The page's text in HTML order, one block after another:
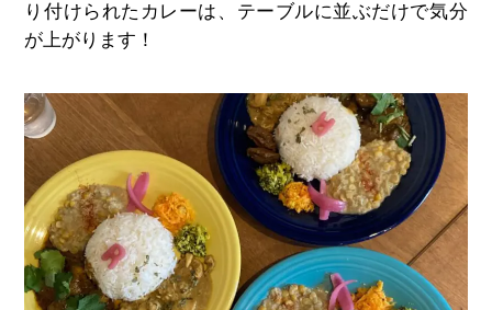
り付けられたカレーは、テーブルに並ぶだけで気分
が上がります！